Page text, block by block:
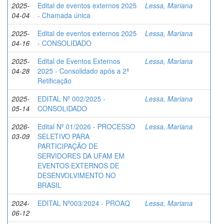
2025-
04-04
Edital de eventos externos 2025
- Chamada única
Lessa, Mariana
2025-
04-16
Edital de eventos externos 2025
- CONSOLIDADO
Lessa, Mariana
2025-
04-28
Edital de Eventos Externos
2025 - Consolidado após a 2ª
Retificação
Lessa, Mariana
2025-
05-14
EDITAL Nº 002/2025 -
CONSOLIDADO
Lessa, Mariana
2026-
03-09
Edital Nº 01/2026 - PROCESSO
SELETIVO PARA
PARTICIPAÇÃO DE
SERVIDORES DA UFAM EM
EVENTOS EXTERNOS DE
DESENVOLVIMENTO NO
BRASIL
Lessa, Mariana
2024-
06-12
EDITAL Nº003/2024 - PROAQ Lessa, Mariana